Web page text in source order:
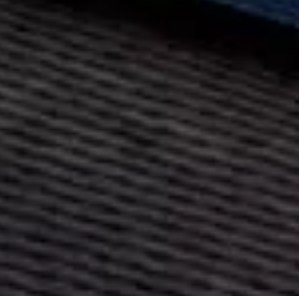
de panneaux
:
– Montauban –
60% de votre facture